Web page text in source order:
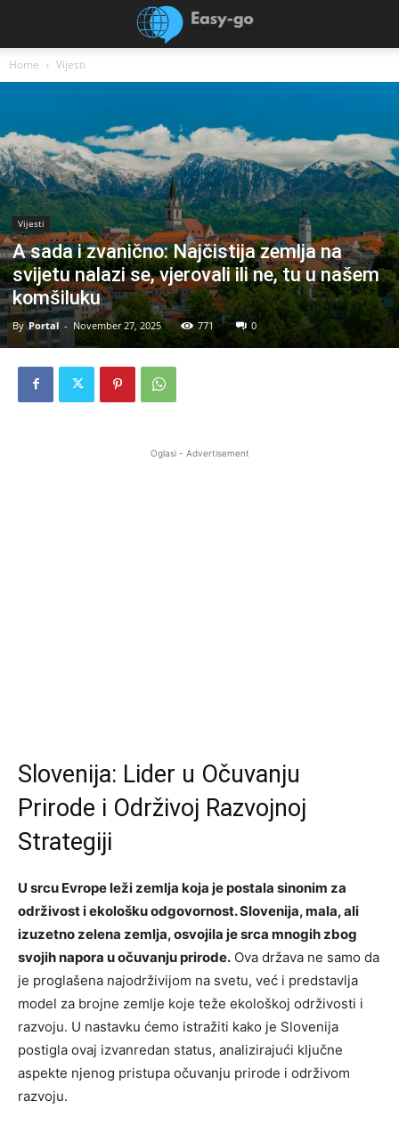
Home Vijesti
Vijesti
A sada i zvanično: Najčistija zemlja na
svijetu nalazi se, vjerovali ili ne, tu u našem
komšiluku
By Portal - November 27, 2025 771 0
Oglasi - Advertisement
Slovenija: Lider u Očuvanju
Prirode i Održivoj Razvojnoj
Strategiji
U srcu Evrope leži zemlja koja je postala sinonim za
održivost i ekološku odgovornost. Slovenija, mala, ali
izuzetno zelena zemlja, osvojila je srca mnogih zbog
svojih napora u očuvanju prirode. Ova država ne samo da
je proglašena najodrživijom na svetu, već i predstavlja
model za brojne zemlje koje teže ekološkoj održivosti i
razvoju. U nastavku ćemo istražiti kako je Slovenija
postigla ovaj izvanredan status, analizirajući ključne
aspekte njenog pristupa očuvanju prirode i održivom
razvoju.